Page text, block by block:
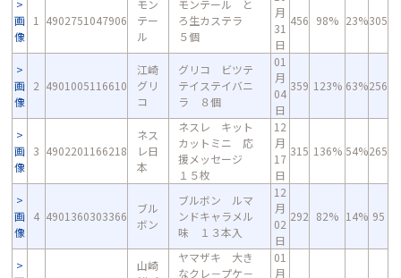
画
像
1 4902751047906
モン
テー
ル
モンテール と
ろ生カステラ
５個
月
31
日
456 98% 23%305
画
像
2 4901005116610
江崎
グリ
コ
グリコ ビツテ
テイステイバニ
ラ ８個
01
月
04
日
359 123% 63%256
画
像
3 4902201166218
ネス
レ日
本
ネスレ キット
カットミニ 応
援メッセージ
１５枚
12
月
17
日
315 136% 54%265
画
像
4 4901360303366
ブル
ボン
ブルボン ルマ
ンドキャラメル
味 １３本入
12
月
02
日
292 82% 14% 95
山崎
ヤマザキ 大き
なクレ－プケ－
01
月